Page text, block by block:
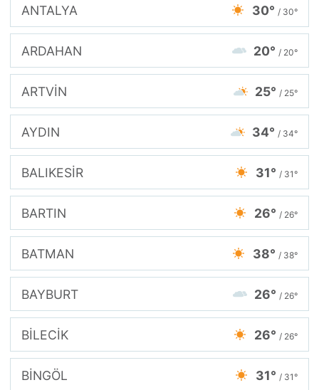
ANTALYA 30° / 30°
ARDAHAN 20° / 20°
ARTVİN 25° / 25°
AYDIN 34° / 34°
BALIKESİR 31° / 31°
BARTIN 26° / 26°
BATMAN 38° / 38°
BAYBURT 26° / 26°
BİLECİK 26° / 26°
BİNGÖL 31° / 31°